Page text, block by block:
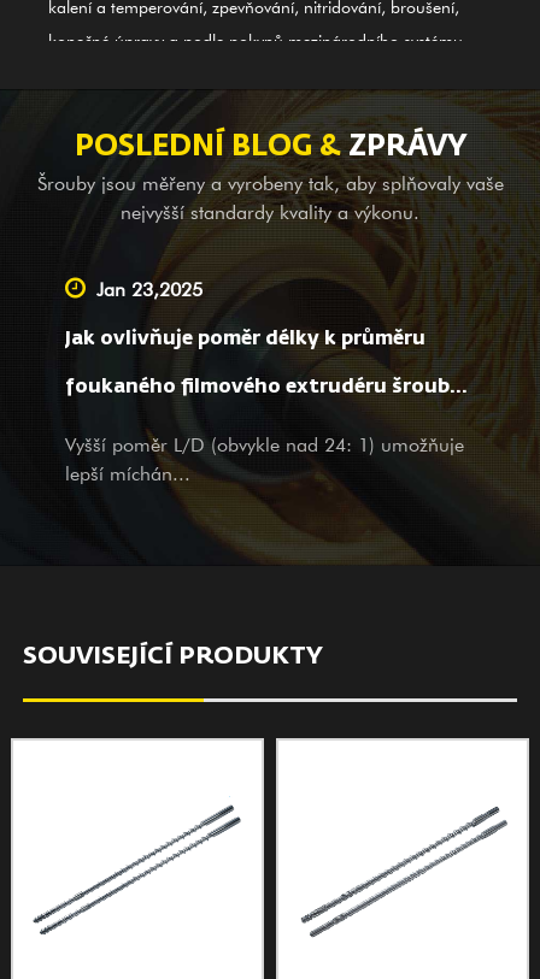
kalení a temperování, zpevňování, nitridování, broušení,
konečné úpravy a podle pokynů mezinárodního systému
mezinárodními standardy. Šroubový válec ze slitiny GⅡ 113 na
bázi niklu (poslední 3# ocel) je také jedním z našich prvních
produktů; je použitelný pro svařování slitinových bimetalů (PTA).
Kromě poskytování balančního vybavení pro kompletní strojní
společnosti v zahraničí jsme také předním dodavatelem
poskytujícím služby OEM, pomoc při geodézii a mapování,
jakož i projekční služby pro velké a malé společnosti doma. Bez
ohledu na to, zda jste naším stávajícím partnerem nebo
potenciálním zákazníkem, s produkty a službami srdečně
vítáme vaši návštěvu a dotazy s našimi srdečnými a
promyšlenými službami.
POSLEDNÍ BLOG &ZPRÁVY
Šrouby jsou měřeny a vyrobeny tak, aby splňovaly vaše
nejvyšší standardy kvality a výkonu.
Jan 23,2025
Jak ovlivňuje poměr délky k průměru
foukaného filmového extrudéru šroubu
zpracování materiálu a vlastnosti filmu?
Vyšší poměr L/D (obvykle nad 24: 1) umožňuje
lepší míchán...
SOUVISEJÍCÍ PRODUKTY